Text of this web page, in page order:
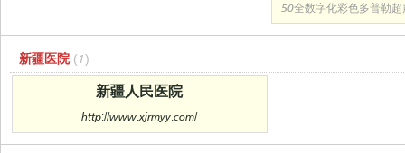
50全数字化彩色多普勒超
新疆医院 (1)
新疆人民医院
http://www.xjrmyy.com/